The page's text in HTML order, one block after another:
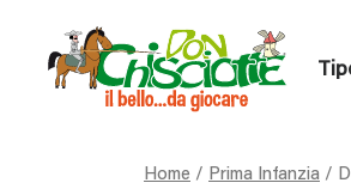
Home / Prima Infanzia /